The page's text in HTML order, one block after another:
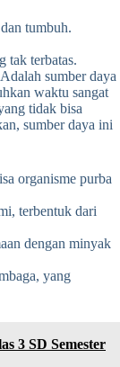
tumbuh.
tak terbatas.
Adalah sumber daya
waktu sangat
tidak bisa
sumber daya ini
organisme purba
terbentuk dari
dengan minyak
yang
3 SD Semester